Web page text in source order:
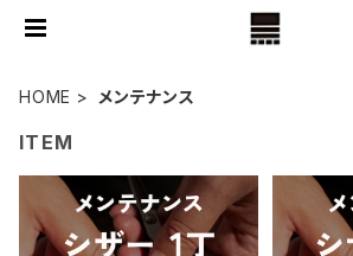
HOME メンテナンス
ITEM